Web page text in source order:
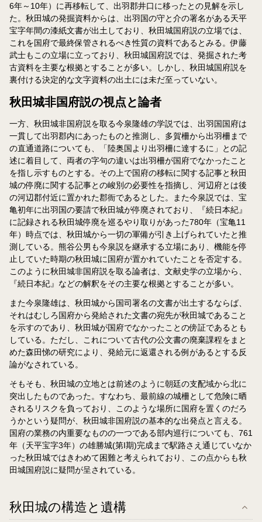
6年～10年）に再移転して、出羽郡井口に移ったとの見解を示し
た。秋田城の発掘資料からは、出羽国の守と介の署名がある天平
宝字年間の漆紙文書が出土しており、秋田城国府説の立場では、
これを国府で最終保管されるべき性質の資料であるとみる。伊藤
武士もこの立場に立っており、秋田城国府説では、発掘された考
古資料を主要な根拠とすることが多い。しかし、秋田城国府説を
裏付ける決定的な文字資料の出土には未だ至っていない。
秋田城非国府説の視点と論者
一方、秋田城非国府説を取る今泉隆雄の学説では、出羽国国府は
一貫して出羽郡内にあったものと推測し、多賀柵から出羽柵まで
の直通道路についても、「陸奥国より出羽柵に達するに」との記
述に着目して、両者の字句の違いは出羽柵が国府でなかったこと
を指し示すものとする。その上で国府の移転に関する記事と秋田
城の停廃に関する記事との峻別の必要性を指摘し、河辺府とは後
の河辺郡付近に置かれた郡衙であるとした。また今泉説では、宝
亀初年に出羽国の要請で秋田城が停廃されており、『続日本紀』
に記録される秋田城停廃を巡るやり取りがあった780年（宝亀11
年）時点では、秋田城から一切の軍備が引き上げられていたと推
測している。熊谷公男も今泉説を継承する立場にあり、機能を停
止していた時期の秋田城に国府が置かれていたことを否定する。
このように秋田城非国府説を取る論者は、文献史学の立場から、
『続日本紀』などの解釈をその主要な根拠とすることが多い。
また今泉隆雄は、秋田城から国司署名の文書が出土するならば、
それはむしろ国府から発給された文書の宛先が秋田城であること
を示すのであり、秋田城が国府でなかったことの傍証であるとも
している。ただし、これについて古代の公文書の廃棄課程をまと
めた森田悌の研究により、発給元に返還される例があるとする反
論がなされている。
そもそも、秋田城の立地とは前述のように朝廷の支配域から北に
突出したものであった。すなわち、最前線の城柵として危険に晒
されるリスクを負っており、このような場所に国府を置くのだろ
うかという疑問が、秋田城非国府説の基本的な出発点と言える。
国府の業務の内重要なものの一つである部内巡行についても、761
年（天平宝字3年）の雄勝城(第I期)完成まで駅路さえ通じていなか
った秋田城ではきわめて困難と考えられており、この点からも秋
田城国府説に疑問が呈されている。
秋田城の構造と遺構